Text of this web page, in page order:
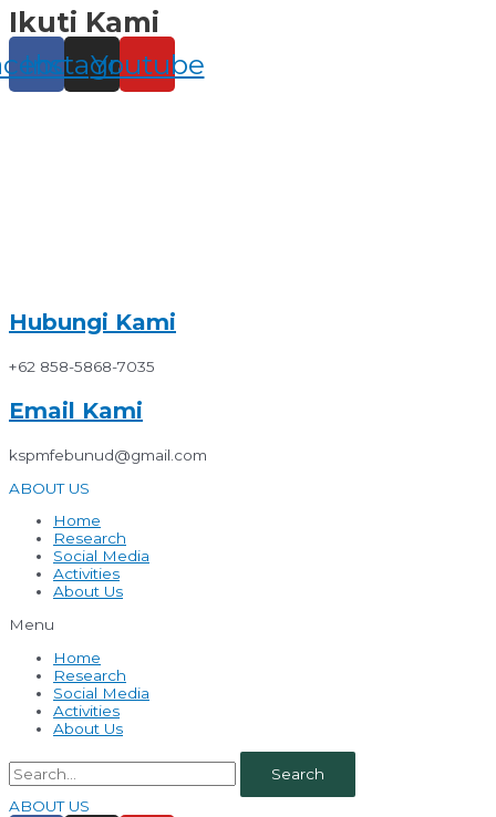
Skip
to
content
Ikuti Kami
Instagram
Youtube
Hubungi Kami
+62 858-5868-7035
Email Kami
kspmfebunud@gmail.com
ABOUT US
Home
Research
Social Media
Activities
About Us
Menu
Home
Research
Social Media
Activities
About Us
Search
ABOUT US